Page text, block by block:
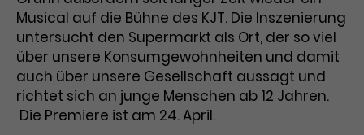
Musical auf die Bühne des KJT. Die Inszenierung
untersucht den Supermarkt als Ort, der so viel
über unsere Konsumgewohnheiten und damit
auch über unsere Gesellschaft aussagt und
richtet sich an junge Menschen ab 12 Jahren.
Die Premiere ist am 24. April.